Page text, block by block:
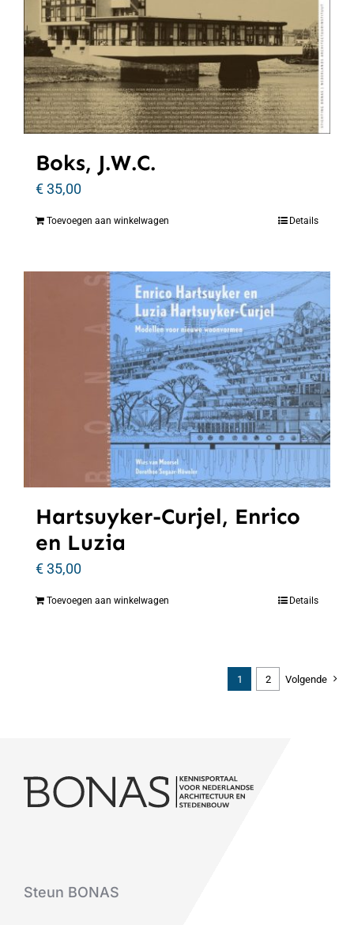
Boks, J.W.C.
€35,00
Toevoegen aan winkelwagen Details
Hartsuyker-Curjel, Enrico
en Luzia
€35,00
Toevoegen aan winkelwagen Details
1 2 Volgende
Steun BONAS